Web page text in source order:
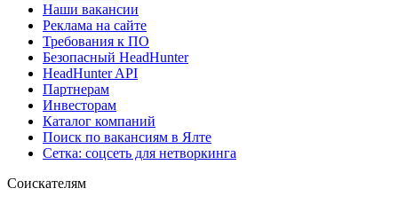
Наши вакансии
Реклама на сайте
Требования к ПО
Безопасный HeadHunter
HeadHunter API
Партнерам
Инвесторам
Каталог компаний
Поиск по вакансиям в Ялте
Сетка: соцсеть для нетворкинга
Соискателям